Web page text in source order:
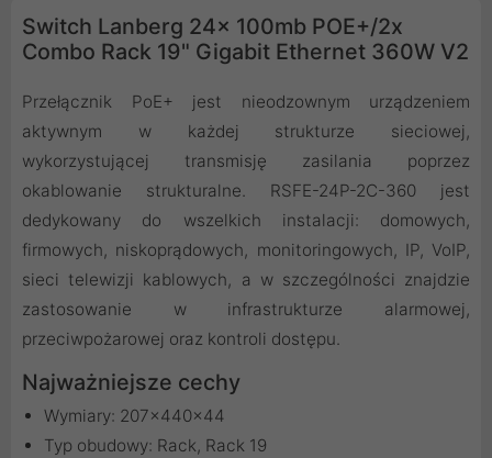
Switch Lanberg 24x 100mb POE+/2x
Combo Rack 19" Gigabit Ethernet 360W V2
Przełącznik PoE+ jest nieodzownym urządzeniem
aktywnym w każdej strukturze sieciowej,
wykorzystującej transmisję zasilania poprzez
okablowanie strukturalne. RSFE-24P-2C-360 jest
dedykowany do wszelkich instalacji: domowych,
firmowych, niskoprądowych, monitoringowych, IP, VoIP,
sieci telewizji kablowych, a w szczególności znajdzie
zastosowanie w infrastrukturze alarmowej,
przeciwpożarowej oraz kontroli dostępu.
Najważniejsze cechy
Wymiary: 207x440x44
Typ obudowy: Rack, Rack 19